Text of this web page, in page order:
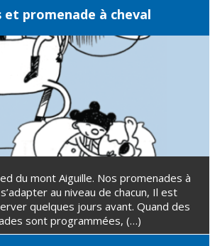
et promenade à cheval
au niveau de chacun, Il est
quelques jours avant. Quand des
sont programmées, (…)